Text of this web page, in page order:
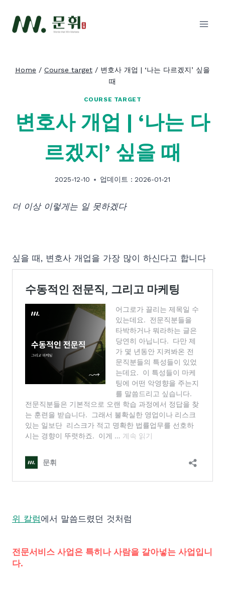
content
Home / Course target / 변호사 개업 | ‘나는 다르겠지’ 싶을
때
COURSE TARGET
변호사 개업 | ‘나는 다
르겠지’ 싶을 때
2025-12-10 업데이트 : 2026-01-21
더 이상 이렇게는 일 못하겠다
싶을 때, 변호사 개업을 가장 많이 하신다고 합니다
위 칼럼에서 말씀드렸던 것처럼
전문서비스 사업은 특히나 사람을 갈아넣는 사업입니
다.